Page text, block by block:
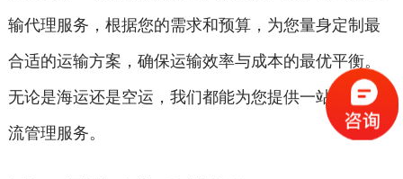
输代理服务，根据您的需求和预算，为您量身定制最
合适的运输方案，确保运输效率与成本的最优平衡。
无论是海运还是空运，我们都能为您提供一站式的物
流管理服务。